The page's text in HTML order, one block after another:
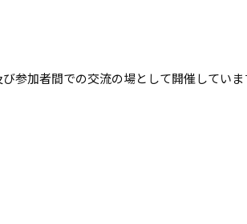
参加者間での交流の場として開催していま